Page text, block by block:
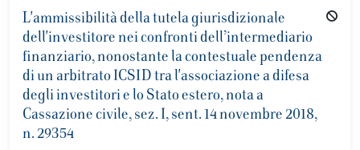
L'ammissibilità della tutela giurisdizionale
dell'investitore nei confronti dell’intermediario
finanziario, nonostante la contestuale pendenza
di un arbitrato ICSID tra l'associazione a difesa
degli investitori e lo Stato estero, nota a
Cassazione civile, sez. I, sent. 14 novembre 2018,
n. 29354